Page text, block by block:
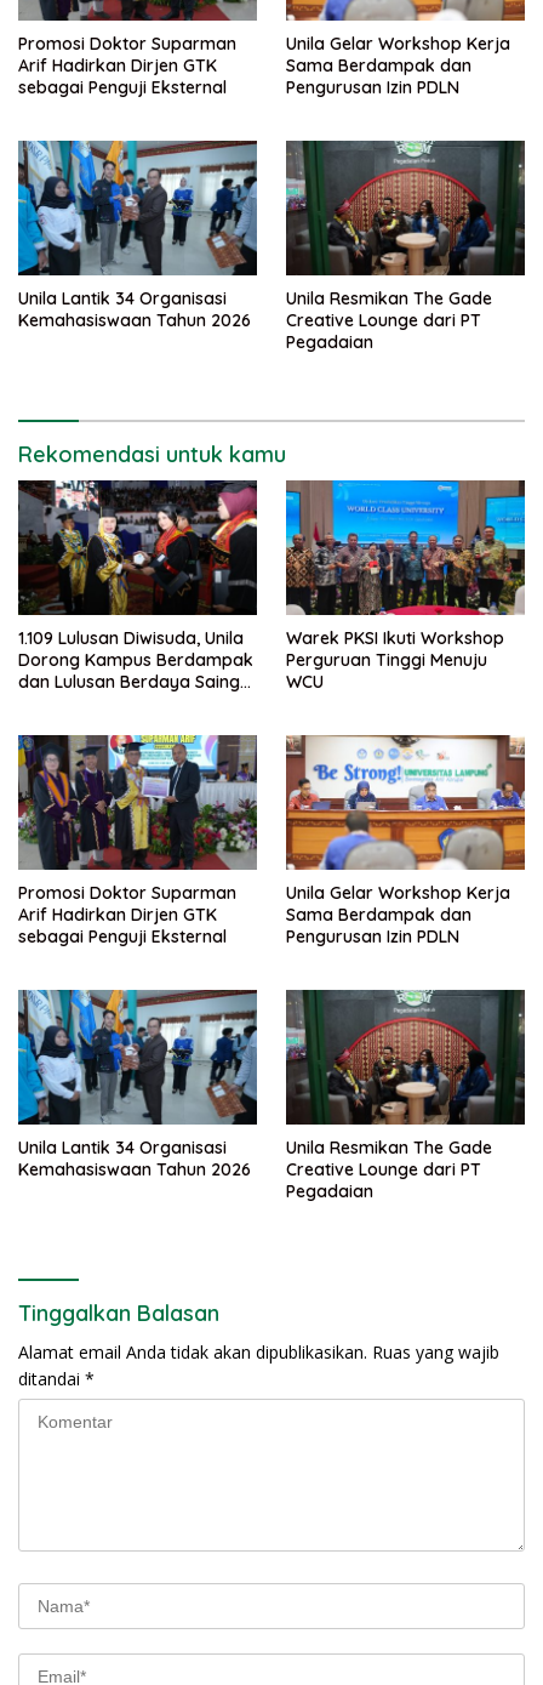
Promosi Doktor Suparman
Arif Hadirkan Dirjen GTK
sebagai Penguji Eksternal
Unila Gelar Workshop Kerja
Sama Berdampak dan
Pengurusan Izin PDLN
Unila Lantik 34 Organisasi
Kemahasiswaan Tahun 2026
Unila Resmikan The Gade
Creative Lounge dari PT
Pegadaian
Rekomendasi untuk kamu
1.109 Lulusan Diwisuda, Unila
Dorong Kampus Berdampak
dan Lulusan Berdaya Saing
Warek PKSI Ikuti Workshop
Perguruan Tinggi Menuju
WCU
Promosi Doktor Suparman
Arif Hadirkan Dirjen GTK
sebagai Penguji Eksternal
Unila Gelar Workshop Kerja
Sama Berdampak dan
Pengurusan Izin PDLN
Unila Lantik 34 Organisasi
Kemahasiswaan Tahun 2026
Unila Resmikan The Gade
Creative Lounge dari PT
Pegadaian
Tinggalkan Balasan
Alamat email Anda tidak akan dipublikasikan. Ruas yang wajib
ditandai *